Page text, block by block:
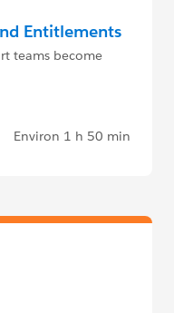
Entitlements
teams become
Environ 1 h 50 min